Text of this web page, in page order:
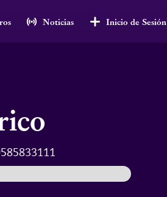
Noticias Inicio de Sesión